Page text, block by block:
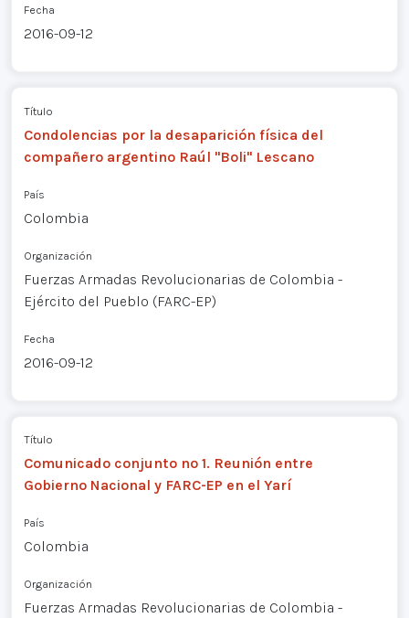
Fecha
2016-09-12
Título
Condolencias por la desaparición física del
compañero argentino Raúl "Boli" Lescano
País
Colombia
Organización
Fuerzas Armadas Revolucionarias de Colombia -
Ejército del Pueblo (FARC-EP)
Fecha
2016-09-12
Título
Comunicado conjunto nº 1. Reunión entre
Gobierno Nacional y FARC-EP en el Yarí
País
Colombia
Organización
Fuerzas Armadas Revolucionarias de Colombia -